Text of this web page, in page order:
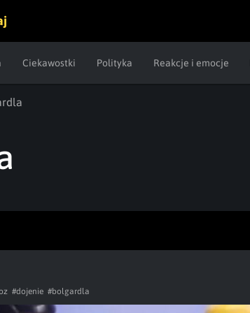
Ciekawostki Polityka Reakcje i emocje
#dojenie #bolgardla